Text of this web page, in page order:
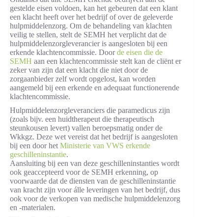
gestelde eisen voldoen, kan het gebeuren dat een klant
een klacht heeft over het bedrijf of over de geleverde
hulpmiddelenzorg. Om de behandeling van klachten
veilig te stellen, stelt de SEMH het verplicht dat de
hulpmiddelenzorgleverancier is aangesloten bij een
erkende klachtencommissie. Doorde eisen die de
SEMH aan een klachtencommissie stelt kan de cliënt er
zeker van zijn dat een klacht die niet door de
zorgaanbieder zelf wordt opgelost, kan worden
aangemeld bij een erkende en adequaat functionerende
klachtencommissie.
Hulpmiddelenzorgleveranciers die paramedicus zijn
(zoals bijv. een huidtherapeut die therapeutisch
steunkousen levert) vallen beroepsmatig onder de
Wkkgz. Deze wet vereist dat het bedrijf is aangesloten
bij een door het Ministerie van VWS erkende
geschilleninstantie.
Aansluiting bij een van deze geschilleninstanties wordt
ook geaccepteerd voor de SEMH erkenning, op
voorwaarde dat de diensten van de geschilleninstantie
van kracht zijn voor álle leveringen van het bedrijf, dus
ook voor de verkopen van medische hulpmiddelenzorg
en -materialen.